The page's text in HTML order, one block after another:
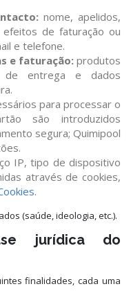
nome, apelidos,
efeitos de faturação ou
e telefone.
e faturação: produtos
de entrega e dados
para processar o
são introduzidos
segura; Quimipool
IP, tipo de dispositivo
através de cookies,
.
(saúde, ideologia, etc.).
jurídica do
finalidades, cada uma